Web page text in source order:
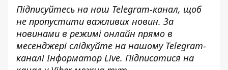
Підписуйтесь на наш Telegram-канал, щоб
не пропустити важливих новин. За
новинами в режимі онлайн прямо в
месенджері слідкуйте на нашому Telegram-
каналіІнформатор Live. Підписатися на